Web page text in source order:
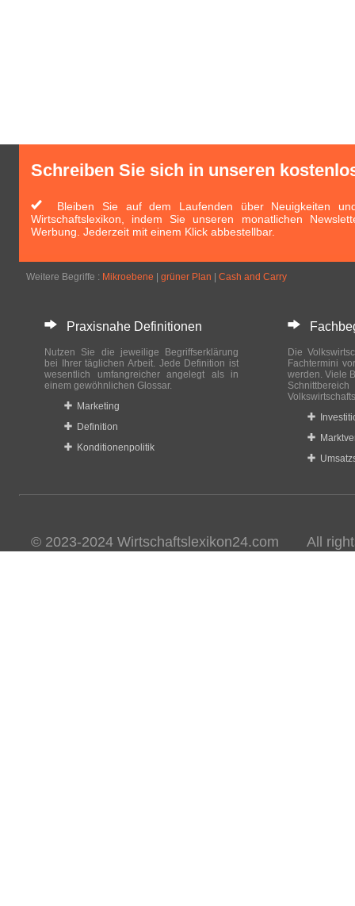
Schreiben Sie sich in unseren
Bleiben Sie auf dem Laufenden über Neuigkeiten
Wirtschaftslexikon, indem Sie unseren monatlichen
Werbung. Jederzeit mit einem Klick abbestellbar.
Weitere Begriffe : Mikroebene grüner Plan Cash and Carry
Praxisnahe Definitionen
Nutzen Sie die jeweilige Begriffserklärung
bei Ihrer täglichen Arbeit. Jede Definition ist
wesentlich umfangreicher angelegt als in
einem gewöhnlichen Glossar.
Marketing
Definition
Konditionenpolitik
Die
Fachtermini
werden. Viele
© 2023-2024 Wirtschaftslexikon24.com All